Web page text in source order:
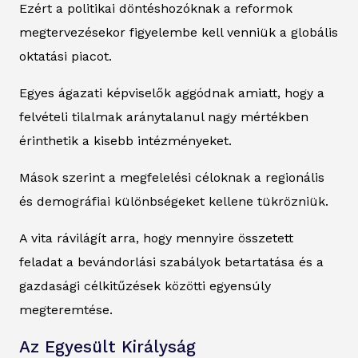
Ezért a politikai döntéshozóknak a reformok
megtervezésekor figyelembe kell venniük a globális
oktatási piacot.
Egyes ágazati képviselők aggódnak amiatt, hogy a
felvételi tilalmak aránytalanul nagy mértékben
érinthetik a kisebb intézményeket.
Mások szerint a megfelelési céloknak a regionális
és demográfiai különbségeket kellene tükrözniük.
A vita rávilágít arra, hogy mennyire összetett
feladat a bevándorlási szabályok betartatása és a
gazdasági célkitűzések közötti egyensúly
megteremtése.
Az Egyesült Királyság